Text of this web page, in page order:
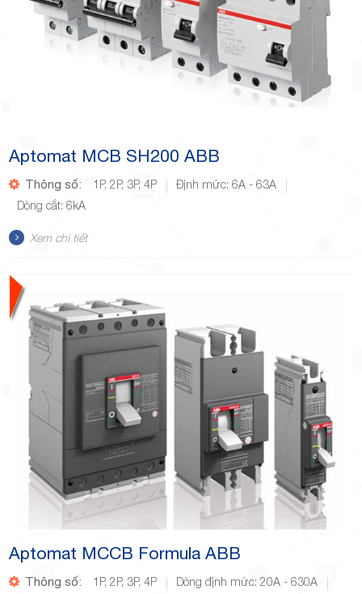
Aptomat MCB SH200 ABB
Thông số: 1P, 2P, 3P, 4P
Định mức: 6A - 63A
Dòng cắt: 6kA
Xem chi tiết
Aptomat MCCB Formula ABB
Thông số: 1P, 2P, 3P, 4P
Dòng định mức: 20A - 630A